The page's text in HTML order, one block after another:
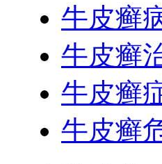
牛皮癣
牛皮癣
牛皮癣
牛皮癣